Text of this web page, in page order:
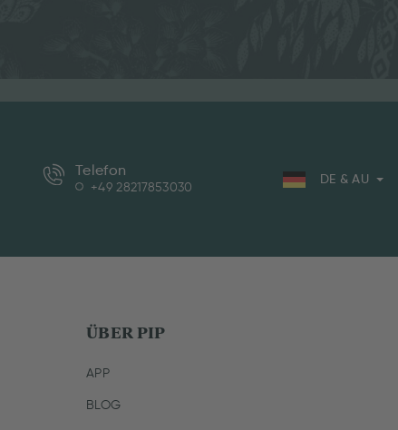
Telefon
+49 28217853030
DE & AU
ÜBER PIP
APP
BLOG